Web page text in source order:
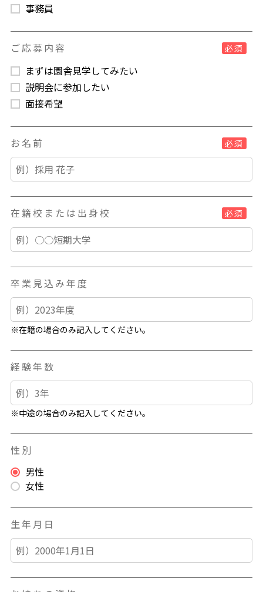
事務員
ご応募内容 必須
まずは園舎見学してみたい
説明会に参加したい
面接希望
お名前 必須
在籍校または出身校 必須
卒業見込み年度
※在籍の場合のみ記入してください。
経験年数
※中途の場合のみ記入してください。
性別
男性
女性
生年月日